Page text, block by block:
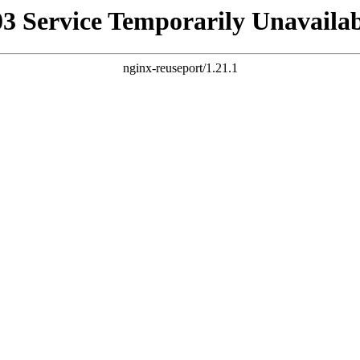
Service Temporarily
nginx-reuseport/1.21.1